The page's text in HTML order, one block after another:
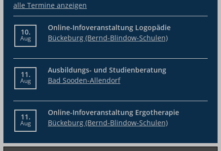
alle Termine anzeigen
10.
Aug
Online-Infoveranstaltung Logopädie
Bückeburg (Bernd-Blindow-Schulen)
11.
Aug
Ausbildungs- und Studienberatung
Bad Sooden-Allendorf
11.
Aug
Online-Infoveranstaltung Ergotherapie
Bückeburg (Bernd-Blindow-Schulen)